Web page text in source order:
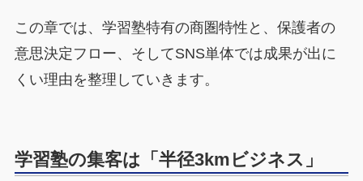
この章では、学習塾特有の商圏特性と、保護者の
意思決定フロー、そしてSNS単体では成果が出に
くい理由を整理していきます。
学習塾の集客は「半径3kmビジネス」